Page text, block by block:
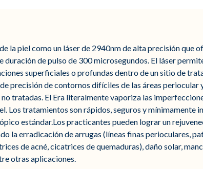
la piel como un láser de 2940nm de alta precisión que
duración de pulso de 300 microsegundos. El láser
superficiales o profundas dentro de un sitio de
precisión de contornos difíciles de las áreas periocular
tratadas. El Era literalmente vaporiza las
Los tratamientos son rápidos, seguros y mínimamente
estándar.Los practicantes pueden lograr un
la erradicación de arrugas (líneas finas perioculares,
de acné, cicatrices de quemaduras), daño solar,
otras aplicaciones.